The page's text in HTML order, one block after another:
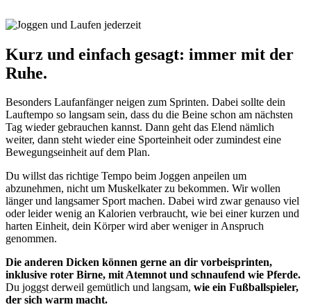
Kurz und einfach gesagt: immer mit der
Ruhe.
Besonders Laufanfänger neigen zum Sprinten. Dabei sollte dein
Lauftempo so langsam sein, dass du die Beine schon am nächsten
Tag wieder gebrauchen kannst. Dann geht das Elend nämlich
weiter, dann steht wieder eine Sporteinheit oder zumindest eine
Bewegungseinheit auf dem Plan.
Du willst das richtige Tempo beim Joggen anpeilen um
abzunehmen, nicht um Muskelkater zu bekommen. Wir wollen
länger und langsamer Sport machen. Dabei wird zwar genauso viel
oder leider wenig an Kalorien verbraucht, wie bei einer kurzen und
harten Einheit, dein Körper wird aber weniger in Anspruch
genommen.
Die anderen Dicken können gerne an dir vorbeisprinten,
inklusive roter Birne, mit Atemnot und schnaufend wie Pferde.
Du joggst derweil gemütlich und langsam, wie ein Fußballspieler,
der sich warm macht.